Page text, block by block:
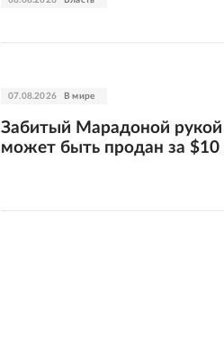
07.08.2026 В мире
Забитый Марадоной рукой
может быть продан за